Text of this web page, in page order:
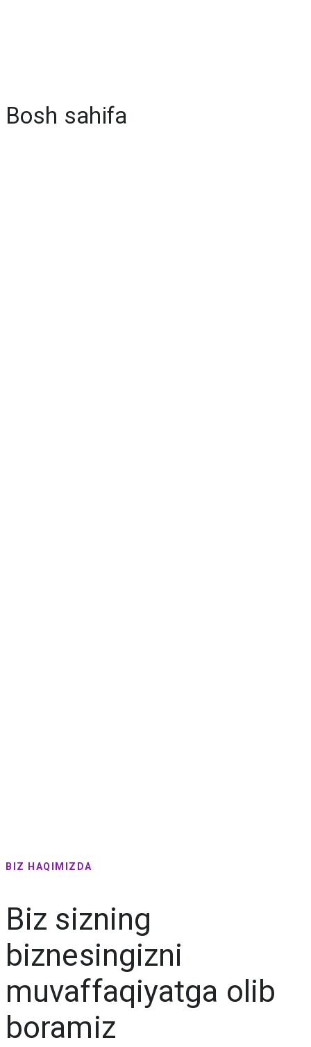
Bosh sahifa
BIZ HAQIMIZDA
Biz sizning
biznesingizni
muvaffaqiyatga olib
boramiz